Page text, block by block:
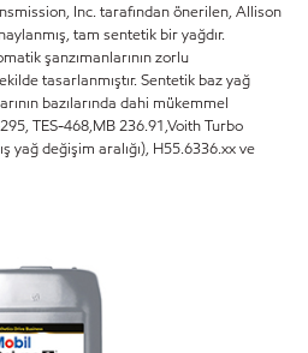
Inc. tarafından önerilen, Allison
tam sentetik bir yağdır.
şanzımanlarının zorlu
tasarlanmıştır. Sentetik baz yağ
bazılarında dahi mükemmel
TES-468,MB 236.91,Voith Turbo
yağ değişim aralığı), H55.6336.xx ve